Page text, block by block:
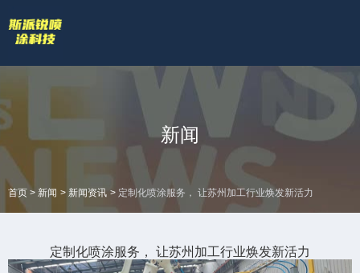
拥有专业的喷涂加工流水线和生产设备
全国服务热线
新闻
首页 > 新闻 > 新闻资讯 > 定制化喷涂服务， 让苏州加工行业焕发新活力
定制化喷涂服务， 让苏州加工行业焕发新活力